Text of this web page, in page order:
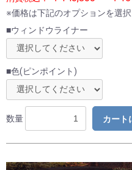
※価格は下記のオプションを選
■ウィンドウライナー
■色(ピンポイント)
数量 カート